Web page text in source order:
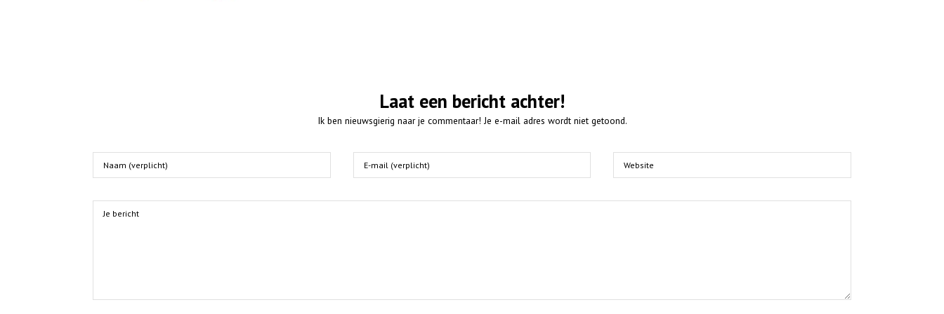
Laat een bericht achter!
Ik ben nieuwsgierig naar je commentaar! Je e-mail adres wordt niet getoond.